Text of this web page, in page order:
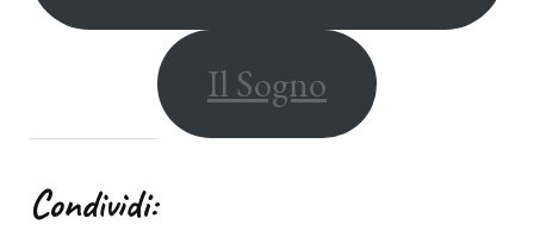
Il Sogno
Condividi: